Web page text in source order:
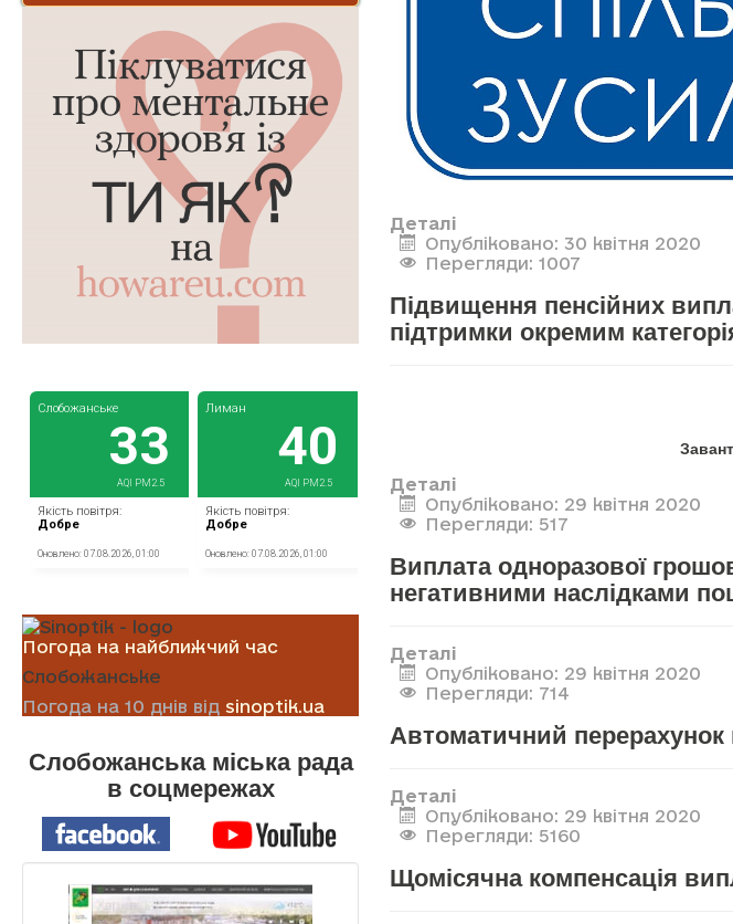
Погода на найближчий час
Слобожанське
Погода на 10 днів від sinoptik.ua
Слобожанська міська рада
в соцмережах
Деталі
Опубліковано: 30 квітня 2020
Перегляди: 1007
Підвищення пенсійних
підтримки окремим
Деталі
Опубліковано: 29 квітня 2020
Перегляди: 517
Виплата одноразової
негативними наслідками
Деталі
Опубліковано: 29 квітня 2020
Перегляди: 714
Автоматичний перерахунок
Деталі
Опубліковано: 29 квітня 2020
Перегляди: 5160
Щомісячна компенсація